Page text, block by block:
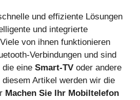
und effiziente Lösungen
und integrierte
von ihnen funktionieren
Verbindungen und sind
die eine Smart-TV oder andere
Artikel werden wir die
Machen Sie Ihr Mobiltelefon